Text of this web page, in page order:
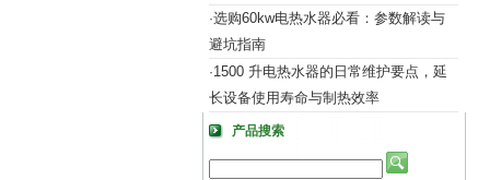
·选购60kw电热水器必看：参数解读与
避坑指南
·1500 升电热水器的日常维护要点，延
长设备使用寿命与制热效率
产品搜索